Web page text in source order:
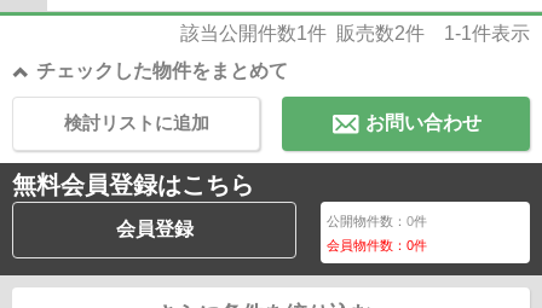
該当公開件数1件 販売数2件 1-1件表示
チェックした物件をまとめて
お問い合わせ
検討リストに追加
無料会員登録はこちら
会員登録 公開物件数：0件
会員物件数：0件